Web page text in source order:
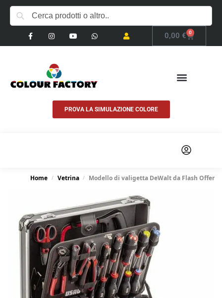
0,00 € 0
PROVA LA SIMULAZIONE COLORE
Home / Vetrina / Modello di valigetta DeWalt da Flash Offer